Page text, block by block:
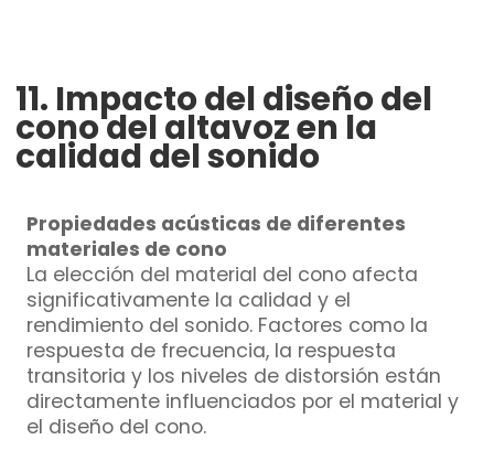
11. Impacto del diseño del
cono del altavoz en la
calidad del sonido
Propiedades acústicas de diferentes
materiales de cono
La elección del material del cono afecta
significativamente la calidad y el
rendimiento del sonido. Factores como la
respuesta de frecuencia, la respuesta
transitoria y los niveles de distorsión están
directamente influenciados por el material y
el diseño del cono.